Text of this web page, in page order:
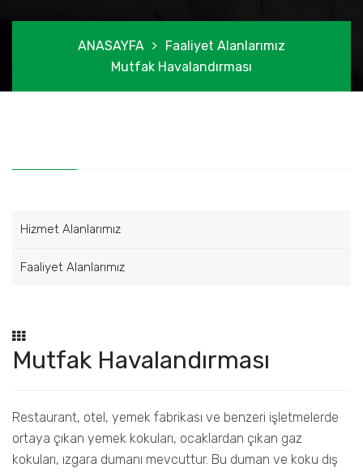
ANASAYFA
Faaliyet Alanlarımız
Mutfak Havalandırması
Hizmet Alanlarımız
Faaliyet Alanlarımız
Mutfak Havalandırması
Restaurant, otel, yemek fabrikası ve benzeri işletmelerde
ortaya çıkan yemek kokuları, ocaklardan çıkan gaz
kokuları, ızgara dumanı mevcuttur. Bu duman ve koku dış